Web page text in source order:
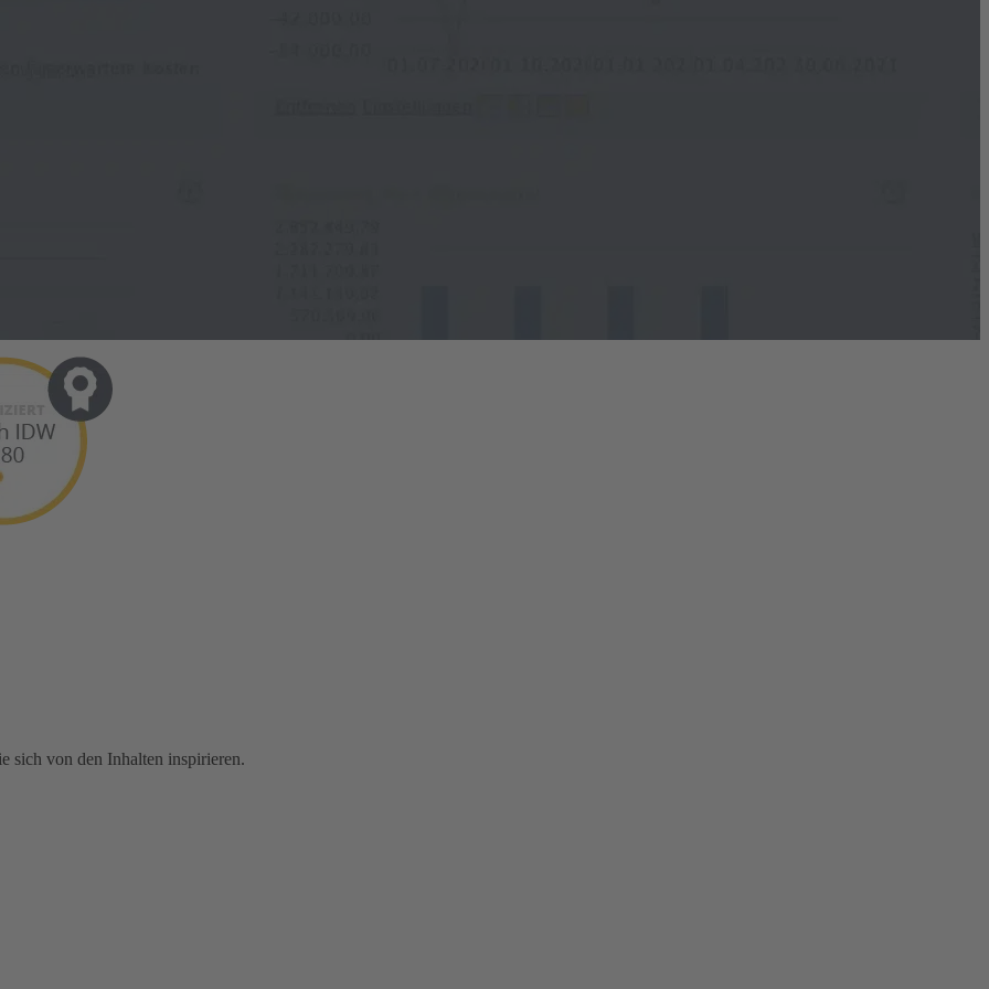
sich von den Inhalten inspirieren.